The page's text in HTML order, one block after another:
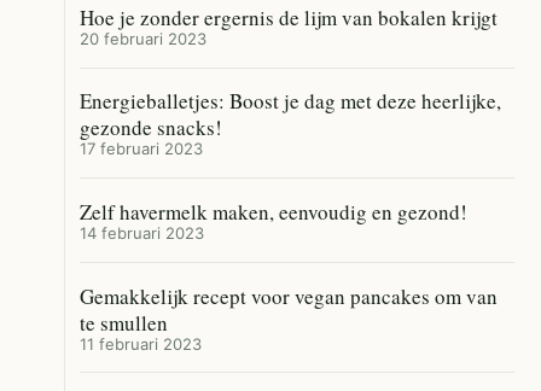
Hoe je zonder ergernis de lijm van bokalen krijgt
20 februari 2023
Energieballetjes: Boost je dag met deze heerlijke,
gezonde snacks!
17 februari 2023
Zelf havermelk maken, eenvoudig en gezond!
14 februari 2023
Gemakkelijk recept voor vegan pancakes om van
te smullen
11 februari 2023